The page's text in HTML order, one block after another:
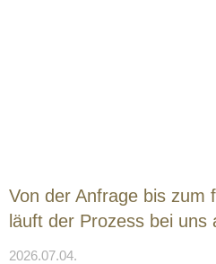
Von der Anfrage bis zum
läuft der Prozess bei uns
2026.07.04.